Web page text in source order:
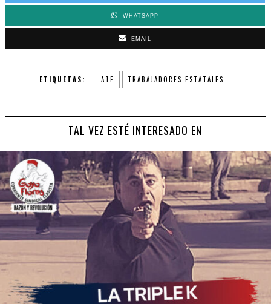
WHATSAPP
EMAIL
ETIQUETAS: ATE TRABAJADORES ESTATALES
TAL VEZ ESTÉ INTERESADO EN